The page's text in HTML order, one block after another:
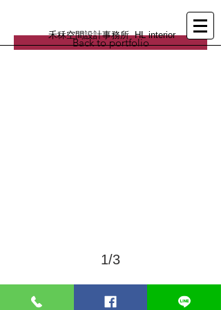
禾秝空間設計事務所 HL interior
Back to portfolio
>
1/3